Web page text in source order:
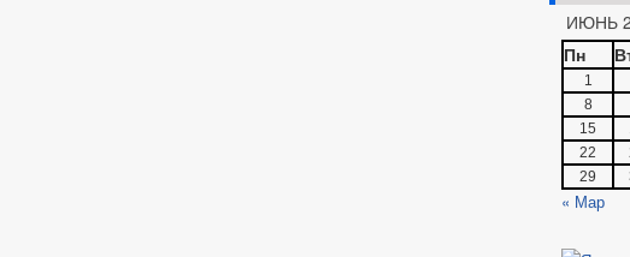
ИЮНЬ
Пн
1
8
15
22
29
« Мар